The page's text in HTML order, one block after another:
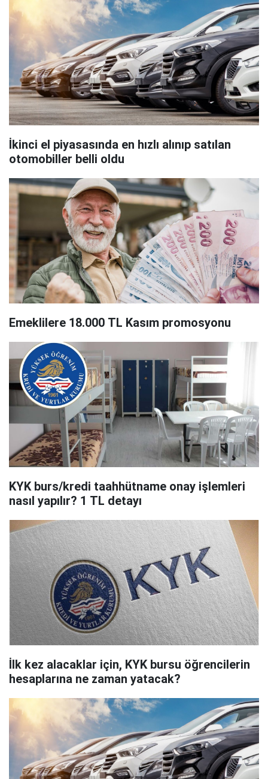
İkinci el piyasasında en hızlı alınıp satılan
otomobiller belli oldu
Emeklilere 18.000 TL Kasım promosyonu
KYK burs/kredi taahhütname onay işlemleri
nasıl yapılır? 1 TL detayı
İlk kez alacaklar için, KYK bursu öğrencilerin
hesaplarına ne zaman yatacak?